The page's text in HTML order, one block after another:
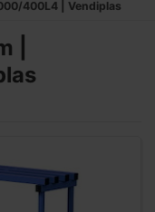
400L4 | Vendiplas
|